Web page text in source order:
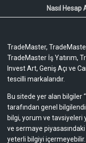
Nasıl Hesap
TradeMaster,
TradeMaster İş Yatırım,
Invest Art, Geniş Açı ve
tescilli markalarıdır.
Bu sitede yer alan bilgiler
tarafından genel
bilgi, yorum ve tavsiyeleri
ve sermaye piyasasındaki
yeterli bilgiyi içermeyebilir.